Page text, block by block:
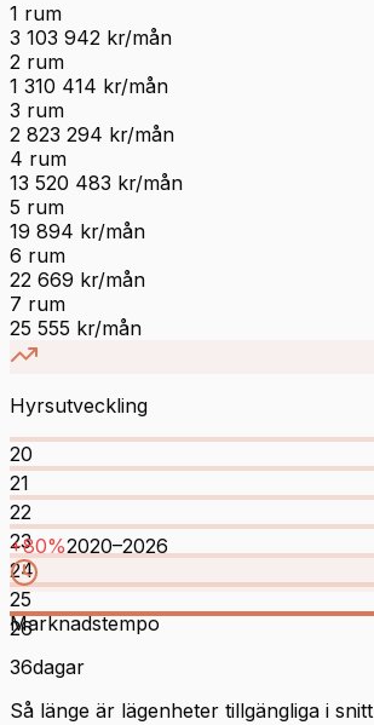
1 rum
3 103 942 kr/mån
2 rum
1 310 414 kr/mån
3 rum
2 823 294 kr/mån
4 rum
13 520 483 kr/mån
5 rum
19 894 kr/mån
6 rum
22 669 kr/mån
7 rum
25 555 kr/mån
Hyrsutveckling
20
21
22
23
24
25
26
+80%2020–2026
Marknadstempo
36dagar
Så länge är lägenheter tillgängliga i snitt